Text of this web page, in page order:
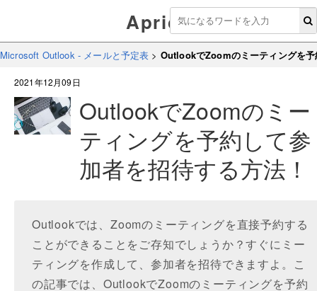
Aprico
Microsoft Outlook - メールと予定表 > OutlookでZoomのミーティングを
2021年12月09日
OutlookでZoomのミー
ティングを予約して参
加者を招待する方法！
Outlookでは、Zoomのミーティングを直接予約する
ことができることをご存知でしょうか？すぐにミー
ティングを作成して、参加者を招待できますよ。こ
の記事では、OutlookでZoomのミーティングを予約